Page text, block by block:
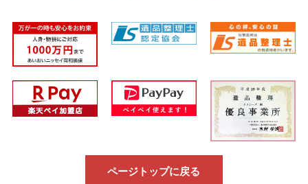
ページトップに戻る